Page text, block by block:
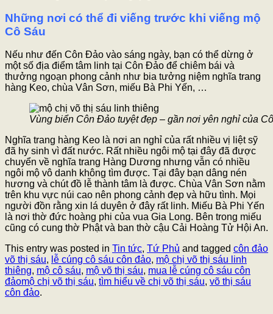
Những nơi có thể đi viếng trước khi viếng mộ
Cô Sáu
Nếu như đến Côn Đảo vào sáng ngày, bạn có thể dừng ở
một số địa điểm tâm linh tại Côn Đảo để chiêm bái và
thưởng ngoạn phong cảnh như bia tưởng niệm nghĩa trang
hàng Keo, chùa Vân Sơn, miếu Bà Phi Yến, …
Vùng biển Côn Đảo tuyệt đẹp – gần nơi yên nghỉ của
Nghĩa trang hàng Keo là nơi an nghỉ của rất nhiều vị liệt sỹ
đã hy sinh vì đất nước. Rất nhiều ngôi mộ tại đây đã được
chuyển về nghĩa trang Hàng Dương nhưng vẫn có nhiều
ngôi mộ vô danh không tìm được. Tại đây bạn dâng nén
hương và chút đồ lễ thành tâm là được. Chùa Vân Sơn nằm
trên khu vực núi cao nên phong cảnh đẹp và hữu tình. Mọi
người đồn rằng xin lá duyên ở đây rất linh. Miếu Bà Phi Yến
là nơi thờ đức hoàng phi của vua Gia Long. Bên trong miếu
cũng có cung thờ Phật và ban thờ cậu Cải Hoàng Tử Hội An.
This entry was posted in Tin tức, Tứ Phủ and tagged côn đảo
võ thị sáu, lễ cúng cô sáu côn đảo, mộ chị võ thị sáu linh
thiêng, mộ cô sáu, mộ võ thị sáu, mua lễ cúng cô sáu côn
đảomộ chị võ thị sáu, tìm hiểu về chị võ thị sáu, võ thị sáu
côn đảo.